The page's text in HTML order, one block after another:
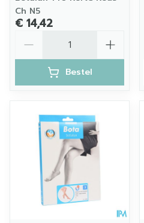
Ch N5
€ 14,42
Bestel